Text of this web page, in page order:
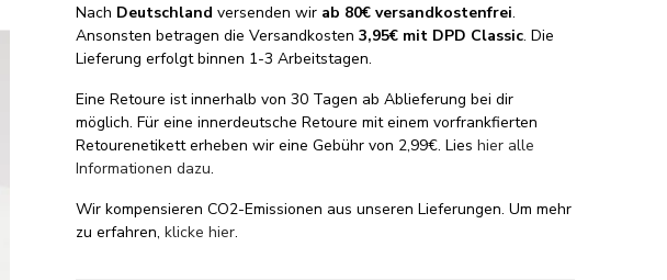
Nach Deutschland versenden wir ab 80€ versandkostenfrei.
Ansonsten betragen die Versandkosten3,95€ mit DPD Classic. Die
Lieferung erfolgt binnen 1-3 Arbeitstagen.
Eine Retoure ist innerhalb von 30 Tagen ab Ablieferung bei dir
möglich. Für eine innerdeutsche Retoure mit einem vorfrankfierten
Retourenetikett erheben wir eine Gebühr von 2,99€. Lieshier alle
Informationen dazu.
Wir kompensieren CO2-Emissionen aus unseren Lieferungen. Um mehr
zu erfahren,klicke hier.